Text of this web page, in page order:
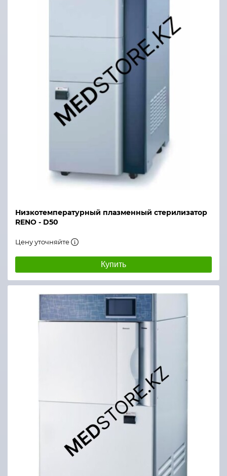
Низкотемпературный плазменный стерилизатор
RENO - D50
Цену уточняйте
Купить